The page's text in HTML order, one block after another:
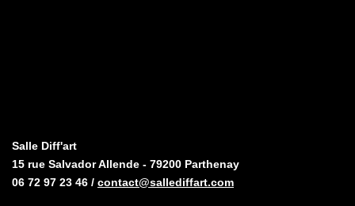
Salle Diff'art
15 rue Salvador Allende - 79200 Parthenay
06 72 97 23 46 / contact@sallediffart.com